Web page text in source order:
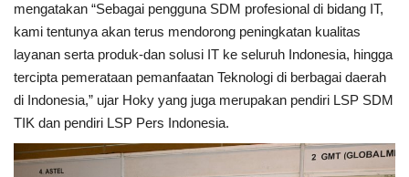
mengatakan “Sebagai pengguna SDM profesional di bidang IT,
kami tentunya akan terus mendorong peningkatan kualitas
layanan serta produk-dan solusi IT ke seluruh Indonesia, hingga
tercipta pemerataan pemanfaatan Teknologi di berbagai daerah
di Indonesia,” ujar Hoky yang juga merupakan pendiri LSP SDM
TIK dan pendiri LSP Pers Indonesia.